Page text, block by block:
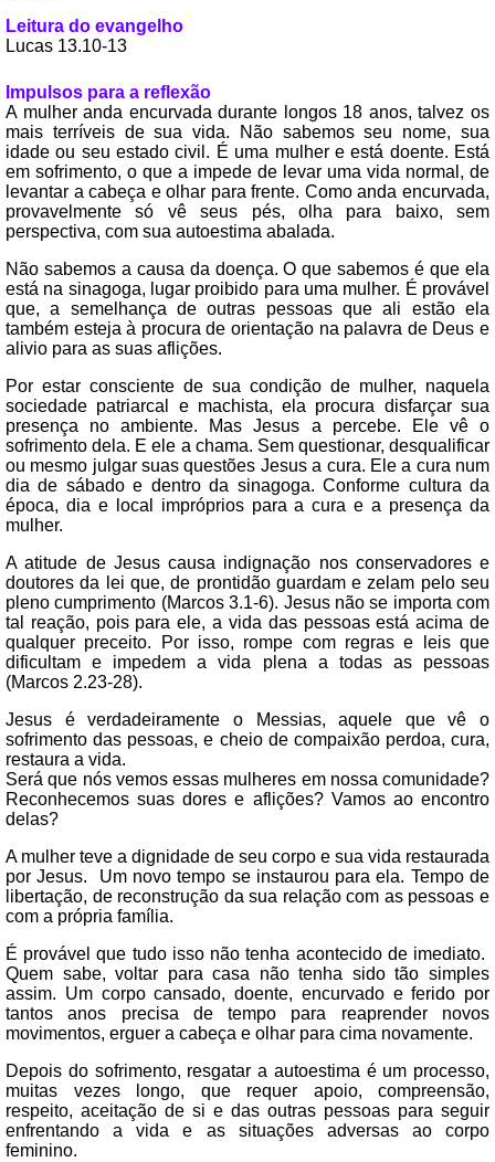
Leitura do evangelho
Lucas 13.10-13
Impulsos para a reflexão
A mulher anda encurvada durante longos 18 anos, talvez os
mais terríveis de sua vida. Não sabemos seu nome, sua
idade ou seu estado civil. É uma mulher e está doente. Está
em sofrimento, o que a impede de levar uma vida normal, de
levantar a cabeça e olhar para frente. Como anda encurvada,
provavelmente só vê seus pés, olha para baixo, sem
perspectiva, com sua autoestima abalada.
Não sabemos a causa da doença. O que sabemos é que ela
está na sinagoga, lugar proibido para uma mulher. É provável
que, a semelhança de outras pessoas que ali estão ela
também esteja à procura de orientação na palavra de Deus e
alivio para as suas aflições.
Por estar consciente de sua condição de mulher, naquela
sociedade patriarcal e machista, ela procura disfarçar sua
presença no ambiente. Mas Jesus a percebe. Ele vê o
sofrimento dela. E ele a chama. Sem questionar, desqualificar
ou mesmo julgar suas questões Jesus a cura. Ele a cura num
dia de sábado e dentro da sinagoga. Conforme cultura da
época, dia e local impróprios para a cura e a presença da
mulher.
A atitude de Jesus causa indignação nos conservadores e
doutores da lei que, de prontidão guardam e zelam pelo seu
pleno cumprimento (Marcos 3.1-6). Jesus não se importa com
tal reação, pois para ele, a vida das pessoas está acima de
qualquer preceito. Por isso, rompe com regras e leis que
dificultam e impedem a vida plena a todas as pessoas
(Marcos 2.23-28).
Jesus é verdadeiramente o Messias, aquele que vê o
sofrimento das pessoas, e cheio de compaixão perdoa, cura,
restaura a vida.
Será que nós vemos essas mulheres em nossa comunidade?
Reconhecemos suas dores e aflições? Vamos ao encontro
delas?
A mulher teve a dignidade de seu corpo e sua vida restaurada
por Jesus.
Um novo tempo se instaurou para ela. Tempo de
libertação, de reconstrução da sua relação com as pessoas e
com a própria família.
É provável que tudo isso não tenha acontecido de imediato.
Quem sabe, voltar para casa não tenha sido tão simples
assim. Um corpo cansado, doente, encurvado e ferido por
tantos anos precisa de tempo para reaprender novos
movimentos, erguer a cabeça e olhar para cima novamente.
Depois do sofrimento, resgatar a autoestima é um processo,
muitas vezes longo, que requer apoio, compreensão,
respeito, aceitação de si e das outras pessoas para seguir
enfrentando a vida e as situações adversas ao corpo
feminino.